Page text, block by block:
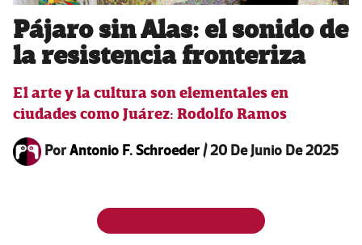
Pájaro sin Alas: el sonido de
la resistencia fronteriza
El arte y la cultura son elementales en
ciudades como Juárez: Rodolfo Ramos
PorAntonio F. Schroeder/20 De Junio De 2025